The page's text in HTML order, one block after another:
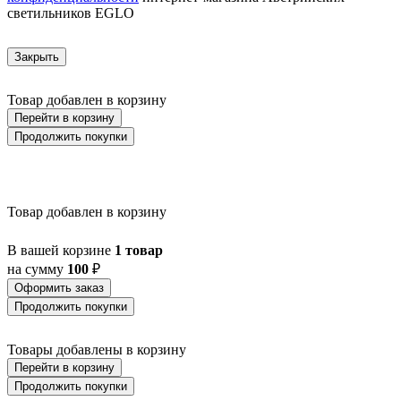
AUSTELL
AZBARREN
BABIRIK
BALEZZE
BALIGIAN
BALIGUIAN
BALLINA
BAMPTON
BANI
BARI 1
BARI-M
BARNSTAPLE
BASALGO 1
BASILANO
BATABANO
BATALLAS
BAZELY
светильников EGLO
Закрыть
Товар добавлен в корзину
Перейти в корзину
Продолжить покупки
Товар добавлен в корзину
В вашей корзине 1 товар
на сумму 100 ₽
Оформить заказ
Продолжить покупки
Товары добавлены в корзину
Перейти в корзину
Продолжить покупки